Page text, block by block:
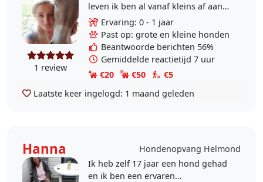
1 review
leven ik ben al vanaf kleins af aan
een echte dierenvriend! En heb zelf
dan ook een aantal dieren. Verder
doe ik..
Ervaring: 0 - 1 jaar
Past op: grote en kleine honden
Beantwoorde berichten 56%
Gemiddelde reactietijd 7 uur
€20
€50
€5
Laatste keer ingelogd: 1 maand geleden
Hanna Hondenopvang Helmond
Ik heb zelf 17 jaar een hond gehad
en ik ben een ervaren